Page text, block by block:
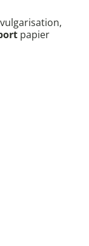
papier